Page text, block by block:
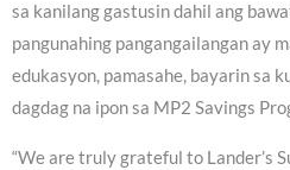
sa kanilang gastusin dahil ang
pangunahing pangangailangan ay
edukasyon, pamasahe, bayarin sa
dagdag na ipon sa MP2 Savings
“We are truly grateful to Lander’s